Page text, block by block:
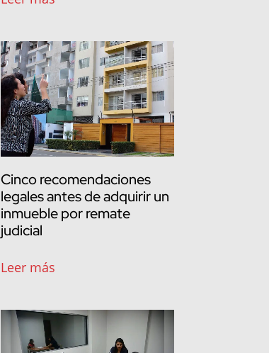
Cinco recomendaciones
legales antes de adquirir un
inmueble por remate
judicial
Leer más